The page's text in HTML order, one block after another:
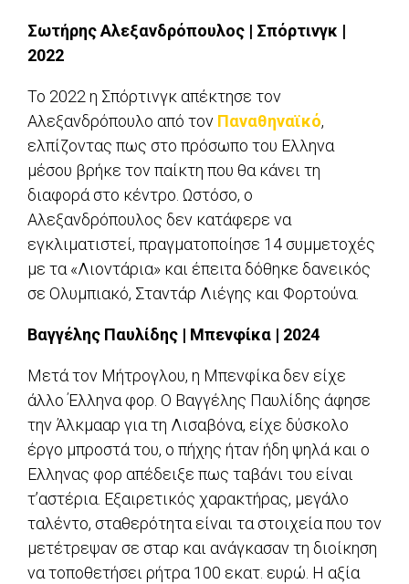
Σωτήρης Αλεξανδρόπουλος | Σπόρτινγκ |
2022
Το 2022 η Σπόρτινγκ απέκτησε τον
Αλεξανδρόπουλο από τον Παναθηναϊκό,
ελπίζοντας πως στο πρόσωπο του Ελληνα
μέσου βρήκε τον παίκτη που θα κάνει τη
διαφορά στο κέντρο. Ωστόσο, ο
Αλεξανδρόπουλος δεν κατάφερε να
εγκλιματιστεί, πραγματοποίησε 14 συμμετοχές
με τα «Λιοντάρια» και έπειτα δόθηκε δανεικός
σε Ολυμπιακό, Σταντάρ Λιέγης και Φορτούνα.
Βαγγέλης Παυλίδης | Μπενφίκα | 2024
Μετά τον Μήτρογλου, η Μπενφίκα δεν είχε
άλλο Έλληνα φορ. Ο Βαγγέλης Παυλίδης άφησε
την Άλκμααρ για τη Λισαβόνα, είχε δύσκολο
έργο μπροστά του, ο πήχης ήταν ήδη ψηλά και ο
Ελληνας φορ απέδειξε πως ταβάνι του είναι
τ’αστέρια. Εξαιρετικός χαρακτήρας, μεγάλο
ταλέντο, σταθερότητα είναι τα στοιχεία που τον
μετέτρεψαν σε σταρ και ανάγκασαν τη διοίκηση
να τοποθετήσει ρήτρα 100 εκατ. ευρώ. Η αξία